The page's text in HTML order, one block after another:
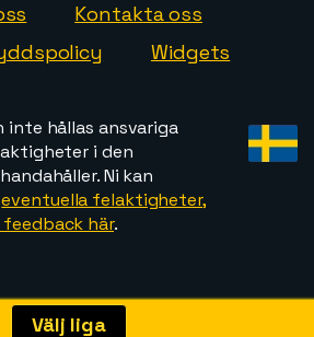
Kontakta oss
Widgets
inte hållas ansvariga
i den
Ni kan
eventuella felaktigheter,
här.
Välj liga